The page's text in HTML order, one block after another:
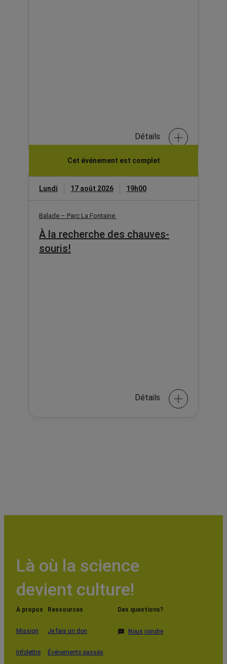
Détails
Cet événement est complet
Lundi 17 août 2026 19h00
Balade – Parc La Fontaine
À la recherche des chauves-
souris!
Détails
À propos
Mission
Infolettre
Ressources
Je fais un don
Événements passés
Des questions?
Nous joindre
Là où la science
devient culture!